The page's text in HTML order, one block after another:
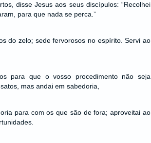
disse Jesus aos seus discípulos: “Recolhei
para que nada se perca.”
do zelo; sede fervorosos no espírito. Servi ao
para que o vosso procedimento não seja
mas andai em sabedoria,
para com os que são de fora; aproveitai ao